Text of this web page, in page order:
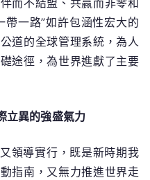
而不結盟、共贏而非零和
帶一路”如許包涵性宏大的
道的全球管理系統，為人
途徑，為世界進獻了主要
立異的強盛氣力
領導實行，既是新時期我
指南，又無力推進世界走